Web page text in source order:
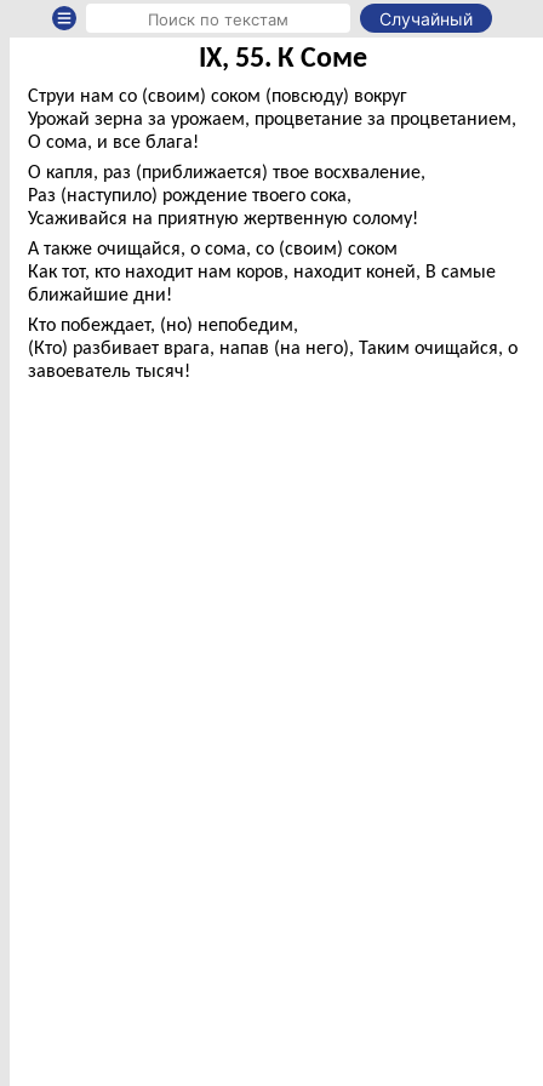
Случайный
IX, 55. К Соме
Струи нам со (своим) соком (повсюду) вокруг
Урожай зерна за урожаем, процветание за процветанием,
О сома, и все блага!
О капля, раз (приближается) твое восхваление,
Раз (наступило) рождение твоего сока,
Усаживайся на приятную жертвенную солому!
А также очищайся, о сома, со (своим) соком
Как тот, кто находит нам коров, находит коней, В самые
ближайшие дни!
Кто побеждает, (но) непобедим,
(Кто) разбивает врага, напав (на него), Таким очищайся, о
завоеватель тысяч!